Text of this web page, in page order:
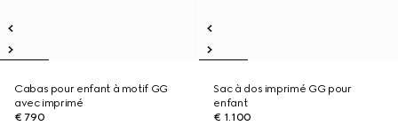
Cabas pour enfant à motif GG
avec imprimé
€ 790
Sac à dos imprimé GG pour
enfant
€ 1.100